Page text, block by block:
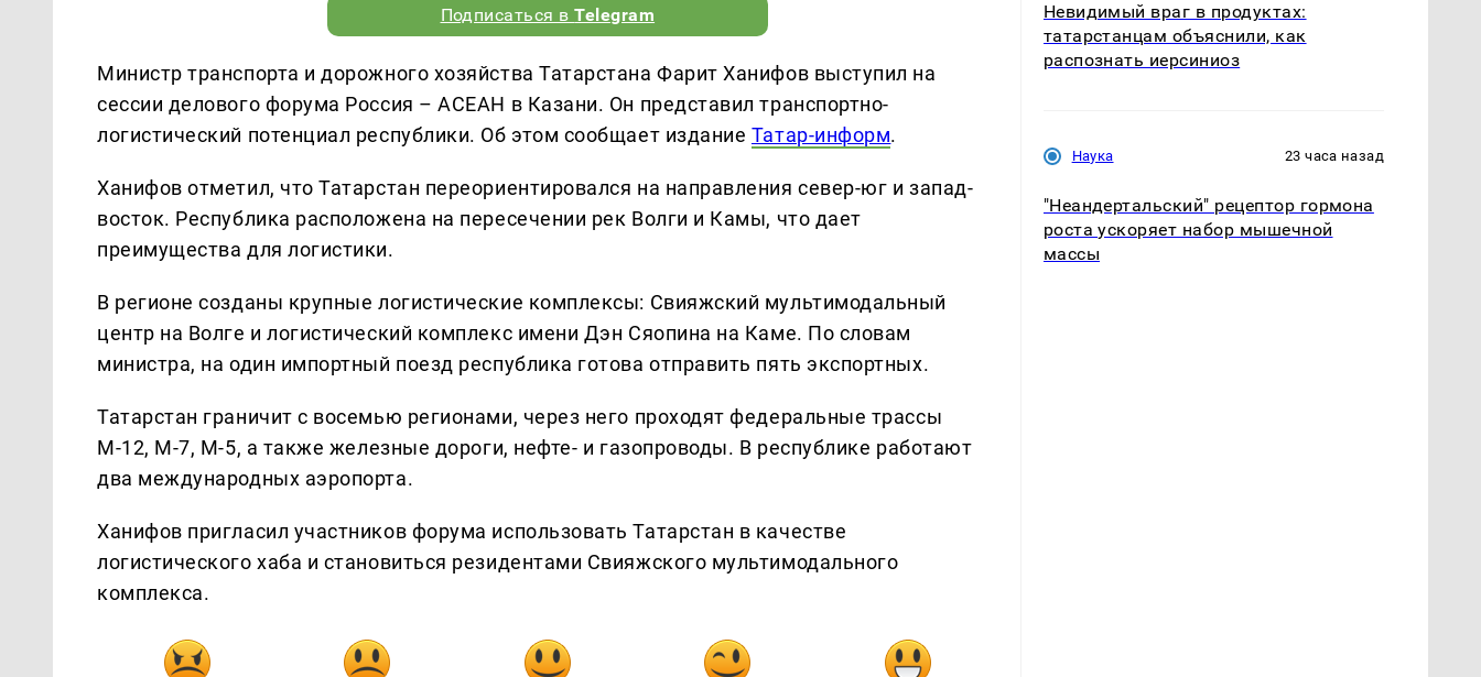
Подписаться вTelegram
Министр транспорта и дорожного хозяйства Татарстана Фарит Ханифов выступил на
сессии делового форума Россия – АСЕАН в Казани. Он представил транспортно-
логистический потенциал республики. Об этом сообщает издание Татар-информ.
Ханифов отметил, что Татарстан переориентировался на направления север-юг и запад-
восток. Республика расположена на пересечении рек Волги и Камы, что дает
преимущества для логистики.
В регионе созданы крупные логистические комплексы: Свияжский мультимодальный
центр на Волге и логистический комплекс имени Дэн Сяопина на Каме. По словам
министра, на один импортный поезд республика готова отправить пять экспортных.
Татарстан граничит с восемью регионами, через него проходят федеральные трассы
М-12, М-7, М-5, а также железные дороги, нефте- и газопроводы. В республике работают
два международных аэропорта.
Ханифов пригласил участников форума использовать Татарстан в качестве
логистического хаба и становиться резидентами Свияжского мультимодального
комплекса.
Невидимый враг в продуктах:
татарстанцам объяснили, как
распознать иерсиниоз
Наука 23 часа назад
"Неандертальский" рецептор гормона
роста ускоряет набор мышечной
массы